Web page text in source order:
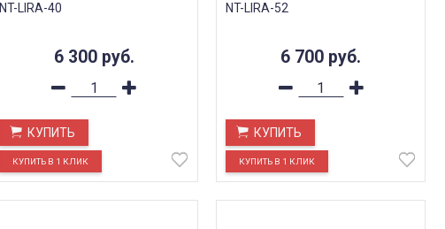
NT-LIRA-40
6 300 руб.
КУПИТЬ
NT-LIRA-52
6 700 руб.
КУПИТЬ